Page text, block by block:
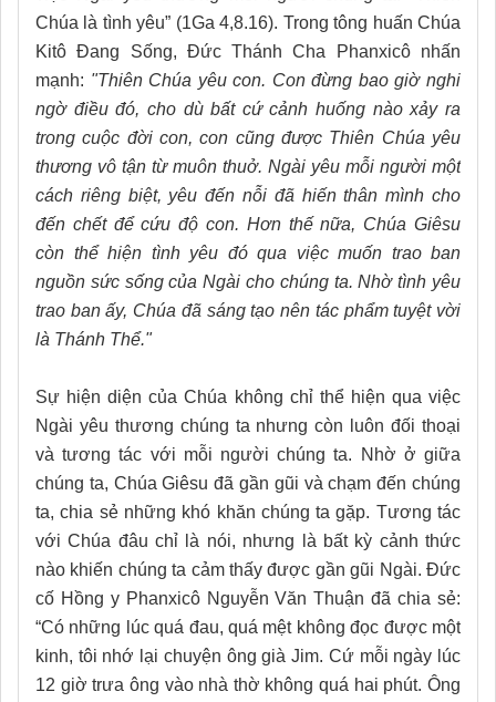
Chúa là tình yêu” (1Ga 4,8.16). Trong tông huấn Chúa
Kitô Đang Sống, Đức Thánh Cha Phanxicô nhấn
mạnh: "Thiên Chúa yêu con. Con đừng bao giờ nghi
ngờ điều đó, cho dù bất cứ cảnh huống nào xảy ra
trong cuộc đời con, con cũng được Thiên Chúa yêu
thương vô tận từ muôn thuở. Ngài yêu mỗi người một
cách riêng biệt, yêu đến nỗi đã hiến thân mình cho
đến chết để cứu độ con. Hơn thế nữa, Chúa Giêsu
còn thể hiện tình yêu đó qua việc muốn trao ban
nguồn sức sống của Ngài cho chúng ta. Nhờ tình yêu
trao ban ấy, Chúa đã sáng tạo nên tác phẩm tuyệt vời
là Thánh Thể."
Sự hiện diện của Chúa không chỉ thể hiện qua việc
Ngài yêu thương chúng ta nhưng còn luôn đối thoại
và tương tác với mỗi người chúng ta. Nhờ ở giữa
chúng ta, Chúa Giêsu đã gần gũi và chạm đến chúng
ta, chia sẻ những khó khăn chúng ta gặp. Tương tác
với Chúa đâu chỉ là nói, nhưng là bất kỳ cảnh thức
nào khiến chúng ta cảm thấy được gần gũi Ngài. Đức
cố Hồng y Phanxicô Nguyễn Văn Thuận đã chia sẻ:
“Có những lúc quá đau, quá mệt không đọc được một
kinh, tôi nhớ lại chuyện ông già Jim. Cứ mỗi ngày lúc
12 giờ trưa ông vào nhà thờ không quá hai phút. Ông